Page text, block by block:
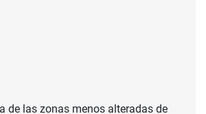
de las zonas menos alteradas de